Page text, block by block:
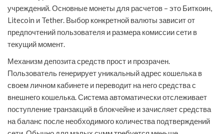
учреждений. Основные монеты для расчетов – это Биткоин,
Litecoin и Tether. Выбор конкретной валюты зависит от
предпочтений пользователя и размера комиссии сети в
текущий момент.
Механизм депозита средств прост и прозрачен.
Пользователь генерирует уникальный адрес кошелька в
своем личном кабинете и переводит на него средства с
внешнего кошелька. Система автоматически отслеживает
поступление транзакций в блокчейне и зачисляет средства
на баланс после необходимого количества подтверждений